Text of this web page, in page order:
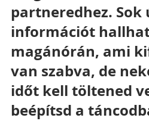
partneredhez. Sok
információt
magánórán, ami
van szabva, de
időt kell töltened
beépítsd a